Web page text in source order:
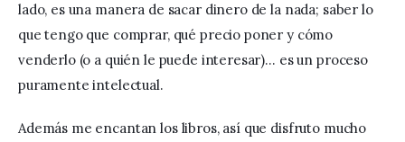
lado, es una manera de sacar dinero de la nada; saber lo
que tengo que comprar, qué precio poner y cómo
venderlo (o a quién le puede interesar)… es un proceso
puramente intelectual.
Además me encantan los libros, así que disfruto mucho